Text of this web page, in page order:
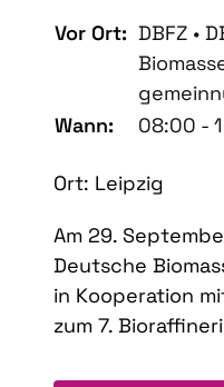
Vor Ort: DBFZ •
Wann:
08:00 -
Ort: Leipzig
Am 29.
Deutsche
in Kooperation
zum 7.